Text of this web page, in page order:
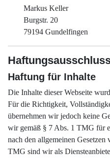
Markus Keller
Burgstr. 20
79194 Gundelfingen
Haftung für Inhalte
Die Inhalte dieser Webseite
Für die Richtigkeit,
übernehmen wir jedoch keine
wir gemäß § 7 Abs. 1 TMG für
nach den allgemeinen
TMG sind wir als